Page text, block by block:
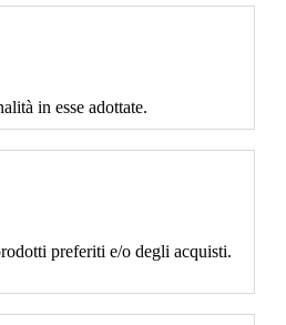
in esse adottate.
preferiti e/o degli acquisti.